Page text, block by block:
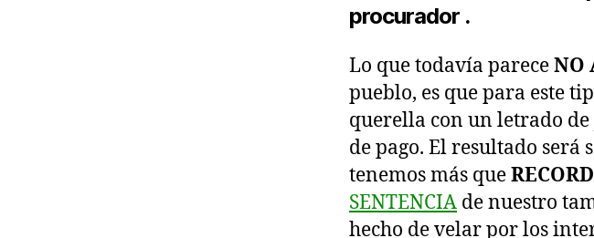
procurador .
Lo que todavía pareceNO
pueblo, es que para este
querella con un letrado
de pago. El resultado será
tenemos más que
SENTENCIA de nuestro
hecho de velar por los